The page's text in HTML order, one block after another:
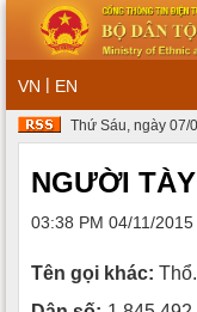
VN | EN
Thứ Sáu, ngày 07/
NGƯỜI TÀY
03:38 PM 04/11/2015
Tên gọi khác: Thổ.